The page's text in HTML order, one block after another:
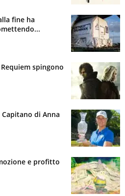
fine ha
spingono
di Anna
e profitto